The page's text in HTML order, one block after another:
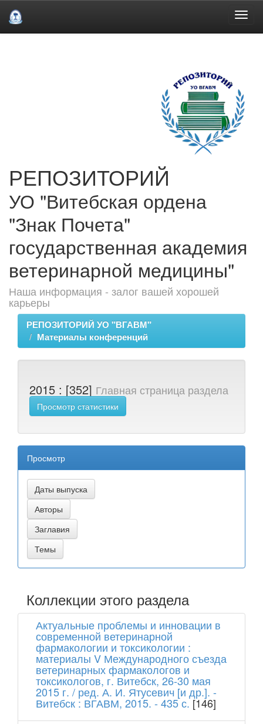
РЕПОЗИТОРИЙ
УО "Витебская ордена
"Знак Почета"
государственная академия
ветеринарной медицины"
Наша информация - залог вашей хорошей
карьеры
РЕПОЗИТОРИЙ УО "ВГАВМ"
Материалы конференций
2015 : [352] Главная страница раздела
Просмотр статистики
Просмотр
Коллекции этого раздела
Актуальные проблемы и инновации в
современной ветеринарной
фармакологии и токсикологии :
материалы V Международного съезда
ветеринарных фармакологов и
токсикологов, г. Витебск, 26-30 мая
2015 г. / ред. А. И. Ятусевич [и др.]. -
Витебск : ВГАВМ, 2015. - 435 с.[146]